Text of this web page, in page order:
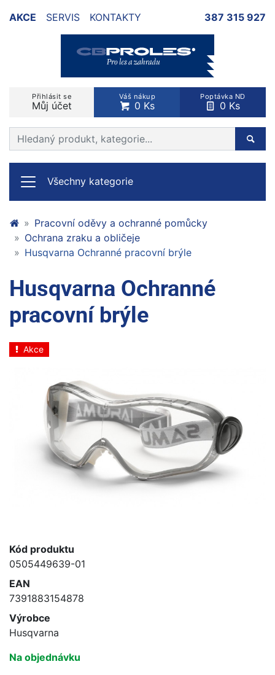
AKCE SERVIS KONTAKTY 387 315 927
Přihlásit se
Můj účet
Váš nákup
0 Ks
Poptávka ND
0 Ks
Prohledat web
Všechny kategorie
Pracovní oděvy a ochranné pomůcky
Ochrana zraku a obličeje
Husqvarna Ochranné pracovní brýle
Husqvarna Ochranné
pracovní brýle
Akce
Kód produktu
0505449639-01
EAN
7391883154878
Výrobce
Husqvarna
Na objednávku